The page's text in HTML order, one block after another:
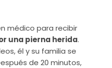
médico para recibir
una pierna herida.
él y su familia se
de 20 minutos,